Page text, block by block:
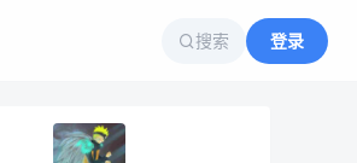
搜索 登录